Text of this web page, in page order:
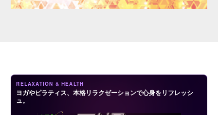
RELAXATION & HEALTH
ヨガやピラティス、本格リラクゼーションで心身をリフレッシ
ュ。